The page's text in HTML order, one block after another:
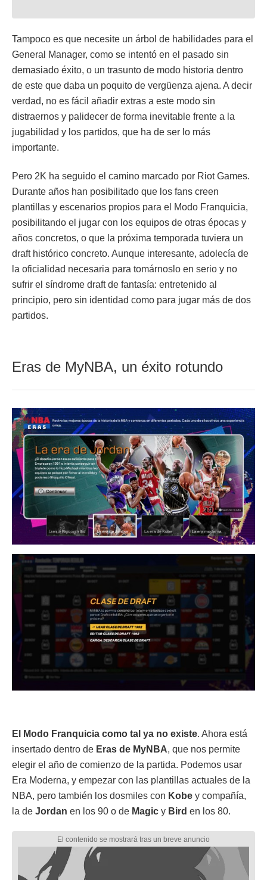
Tampoco es que necesite un árbol de habilidades para el
General Manager, como se intentó en el pasado sin
demasiado éxito, o un trasunto de modo historia dentro
de este que daba un poquito de vergüenza ajena. A decir
verdad, no es fácil añadir extras a este modo sin
distraernos y palidecer de forma inevitable frente a la
jugabilidad y los partidos, que ha de ser lo más
importante.
Pero 2K ha seguido el camino marcado por Riot Games.
Durante años han posibilitado que los fans creen
plantillas y escenarios propios para el Modo Franquicia,
posibilitando el jugar con los equipos de otras épocas y
años concretos, o que la próxima temporada tuviera un
draft histórico concreto. Aunque interesante, adolecía de
la oficialidad necesaria para tomárnoslo en serio y no
sufrir el síndrome draft de fantasía: entretenido al
principio, pero sin identidad como para jugar más de dos
partidos.
Eras de MyNBA, un éxito rotundo
El Modo Franquicia como tal ya no existe. Ahora está
insertado dentro de Eras de MyNBA, que nos permite
elegir el año de comienzo de la partida. Podemos usar
Era Moderna, y empezar con las plantillas actuales de la
NBA, pero también los dosmiles con Kobe y compañía,
la de Jordan en los 90 o de Magic y Bird en los 80.